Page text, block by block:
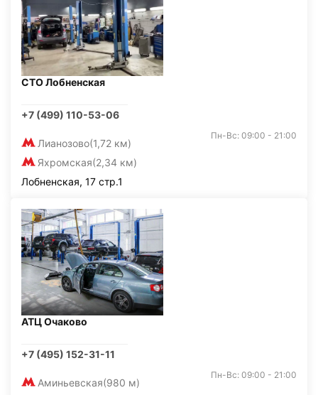
СТО Лобненская
+7 (499) 110-53-06
Лианозово(1,72 км)
Яхромская(2,34 км)
Пн-Вс: 09:00 - 21:00
Лобненская, 17 стр.1
АТЦ Очаково
+7 (495) 152-31-11
Аминьевская(980 м)
Пн-Вс: 09:00 - 21:00